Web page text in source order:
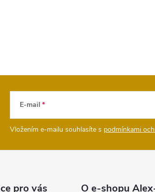
E-mail
Vložením e-mailu souhlasíte s podmínkami
pro vás O e-shopu